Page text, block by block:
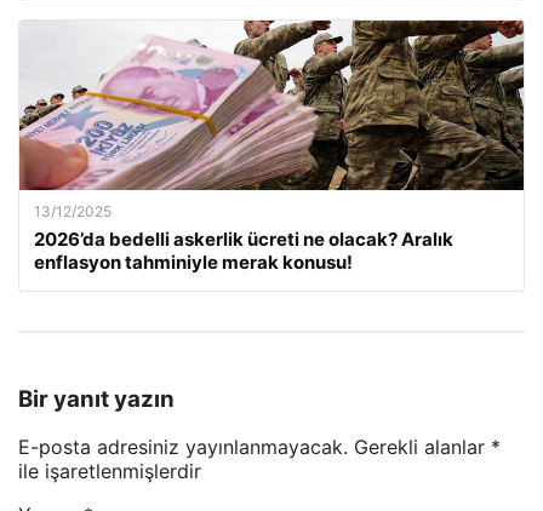
13/12/2025
2026’da bedelli askerlik ücreti ne olacak? Aralık
enflasyon tahminiyle merak konusu!
Bir yanıt yazın
E-posta adresiniz yayınlanmayacak. Gerekli alanlar *
ile işaretlenmişlerdir